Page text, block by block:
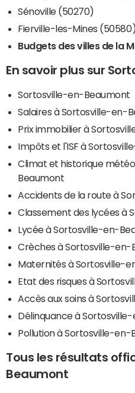
Sénoville (50270)
Fierville-les-Mines
Budgets des villes de la
En savoir plus sur
Sortosville-en-Beaumont
Salaires à Sortosville-en-
Prix immobilier à
Impôts et l'ISF à
Climat et historique
Beaumont
Accidents de la route à
Classement des lycées à
Lycée à Sortosville-en-
Crèches à Sortosville-en-
Maternités à Sortosville-
Etat des risques à
Accès aux soins à
Délinquance à
Pollution à Sortosville-en-
Tous les résultats
Beaumont